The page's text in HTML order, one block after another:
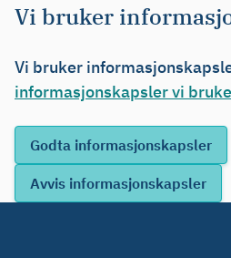
Vi bruker
Vi bruker
informasjonskapsler vi